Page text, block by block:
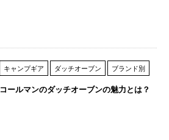
キャンプギア ダッチオーブン ブランド別
コールマンのダッチオーブンの魅力とは？